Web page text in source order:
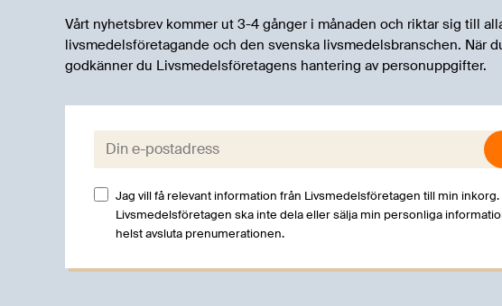
Vårt nyhetsbrev kommer ut 3-4 gånger i månaden och riktar sig till
livsmedelsföretagande och den svenska livsmedelsbranschen. När
godkänner du Livsmedelsföretagens hantering av personuppgifter.
E-post:
Jag vill få relevant information från Livsmedelsföretagen till min inkorg.
Livsmedelsföretagen ska inte dela eller sälja min personliga
helst avsluta prenumerationen.